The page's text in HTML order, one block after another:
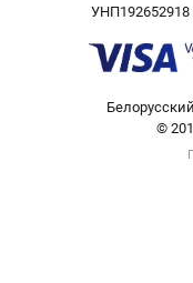
УНП192652918
©